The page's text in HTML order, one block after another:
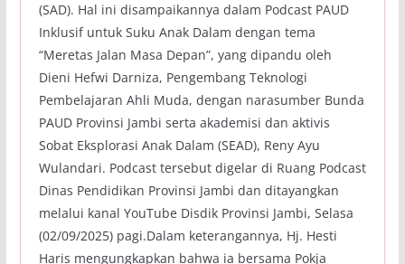
(SAD). Hal ini disampaikannya dalam Podcast PAUD
Inklusif untuk Suku Anak Dalam dengan tema
“Meretas Jalan Masa Depan”, yang dipandu oleh
Dieni Hefwi Darniza, Pengembang Teknologi
Pembelajaran Ahli Muda, dengan narasumber Bunda
PAUD Provinsi Jambi serta akademisi dan aktivis
Sobat Eksplorasi Anak Dalam (SEAD), Reny Ayu
Wulandari. Podcast tersebut digelar di Ruang Podcast
Dinas Pendidikan Provinsi Jambi dan ditayangkan
melalui kanal YouTube Disdik Provinsi Jambi, Selasa
(02/09/2025) pagi.Dalam keterangannya, Hj. Hesti
Haris mengungkapkan bahwa ia bersama Pokja